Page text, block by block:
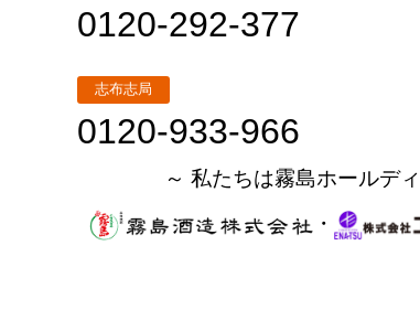
0120-292-377
志布志局
0120-933-966
～ 私たちは霧島ホールデ
・